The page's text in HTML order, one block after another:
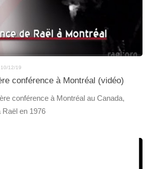
10/12/19
conférence à Montréal (vidéo)
conférence à Montréal au Canada,
en 1976